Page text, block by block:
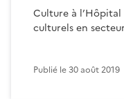
Culture à
culturels en
Publié le30 août 2019